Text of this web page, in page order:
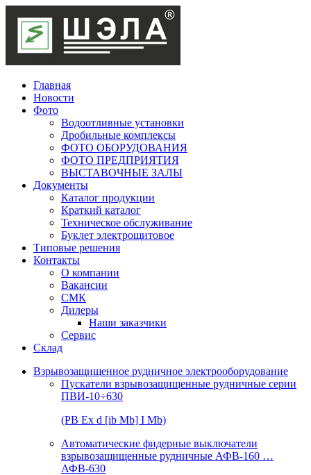
Главная
Новости
Фото
Водоотливные установки
Дробильные комплексы
ФОТО ОБОРУДОВАНИЯ
ФОТО ПРЕДПРИЯТИЯ
ВЫСТАВОЧНЫЕ ЗАЛЫ
Документы
Каталог продукции
Краткий каталог
Техническое обслуживание
Буклет электрощитовое
Типовые решения
Контакты
О компании
Вакансии
СМК
Дилеры
Наши заказчики
Сервис
Склад
Взрывозащищенное рудничное электрооборудование
Пускатели взрывозащищенные рудничные серии
ПВИ-10÷630
(РВ Ex d [ib Mb] I Mb)
Автоматические фидерные выключатели
взрывозащищенные рудничные АФВ-160 …
АФВ-630